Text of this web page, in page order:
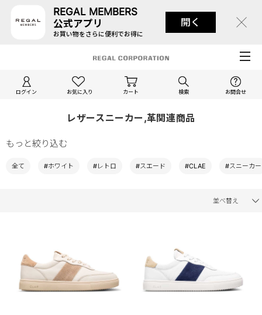
REGAL MEMBERS
公式アプリ
お買い物をさらに便利でお得に
開く
ログイン お気に入り カート 検索 お問合せ
レザースニーカー,革関連商品
もっと絞り込む
全て #ホワイト #レトロ #スエード #CLAE #スニーカー
並べ替え